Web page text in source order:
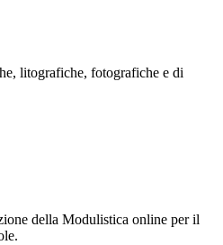
litografiche, fotografiche e di
della Modulistica online per il